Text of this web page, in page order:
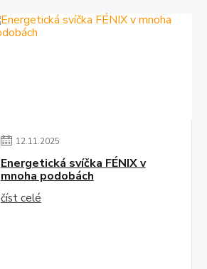
12.11.2025
Energetická svíčka FÉNIX v
mnoha podobách
číst celé